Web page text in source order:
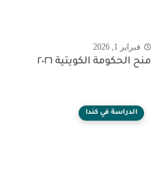
فبراير 1, 2026
منح الحكومة الكويتية ٢٠٢٦
الدراسة في كندا